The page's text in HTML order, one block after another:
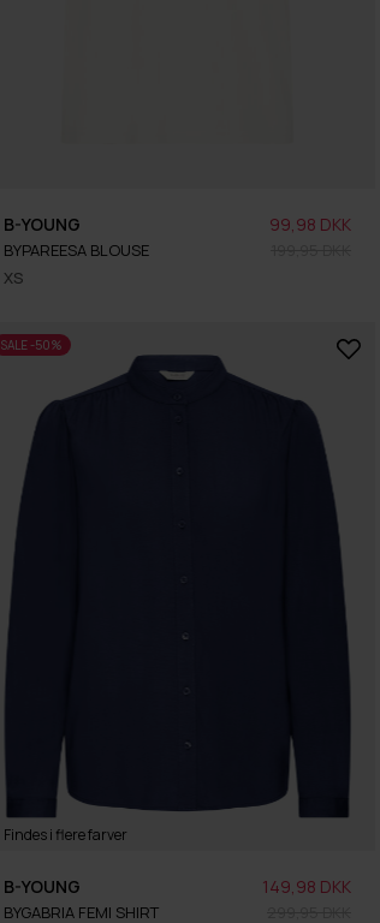
XS
B-YOUNG
BYPAREESA BLOUSE
99,98 DKK
SALE -50%
Findes i flere farver
B-YOUNG
BYGABRIA FEMI SHIRT
149,98 DKK